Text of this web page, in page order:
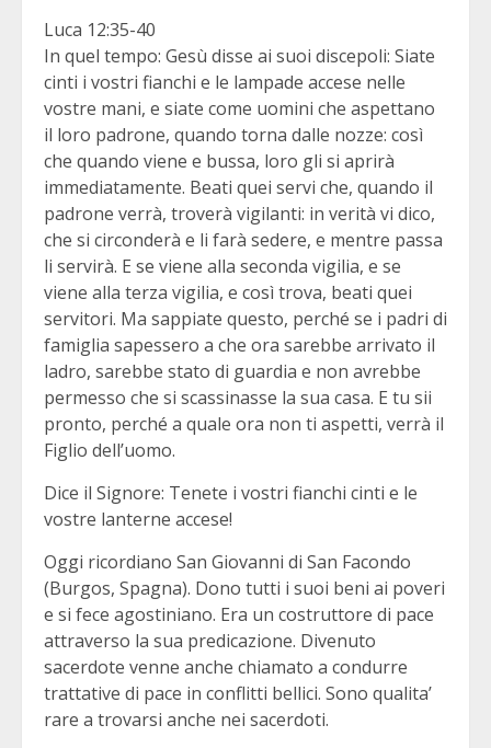
Luca 12:35-40
In quel tempo: Gesù disse ai suoi discepoli: Siate
cinti i vostri fianchi e le lampade accese nelle
vostre mani, e siate come uomini che aspettano
il loro padrone, quando torna dalle nozze: così
che quando viene e bussa, loro gli si aprirà
immediatamente. Beati quei servi che, quando il
padrone verrà, troverà vigilanti: in verità vi dico,
che si circonderà e li farà sedere, e mentre passa
li servirà. E se viene alla seconda vigilia, e se
viene alla terza vigilia, e così trova, beati quei
servitori. Ma sappiate questo, perché se i padri di
famiglia sapessero a che ora sarebbe arrivato il
ladro, sarebbe stato di guardia e non avrebbe
permesso che si scassinasse la sua casa. E tu sii
pronto, perché a quale ora non ti aspetti, verrà il
Figlio dell’uomo.
Dice il Signore: Tenete i vostri fianchi cinti e le
vostre lanterne accese!
Oggi ricordiano San Giovanni di San Facondo
(Burgos, Spagna). Dono tutti i suoi beni ai poveri
e si fece agostiniano. Era un costruttore di pace
attraverso la sua predicazione. Divenuto
sacerdote venne anche chiamato a condurre
trattative di pace in conflitti bellici. Sono qualita’
rare a trovarsi anche nei sacerdoti.